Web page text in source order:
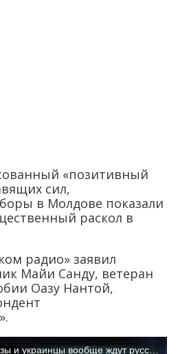
«позитивный
сил,
в Молдове показали
раскол в
радио» заявил
Майи Санду, ветеран
Оазу Нантой,